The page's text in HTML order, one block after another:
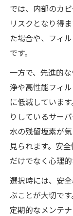
では、内部のカ
リスクとなり得
た場合や、フィ
です。
一方で、先進的
浄や高性能フィ
に低減していま
りしているサー
水の残留塩素が
見られます。安
だけでなく心理
選択時には、安
ぶことが大切で
定期的なメンテ